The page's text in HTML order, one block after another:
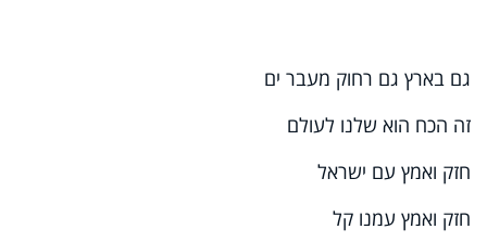
גם בארץ גם רחוק מעבר ים
זה הכח הוא שלנו לעולם
חזק ואמץ עם ישראל
חזק ואמץ עמנו קל